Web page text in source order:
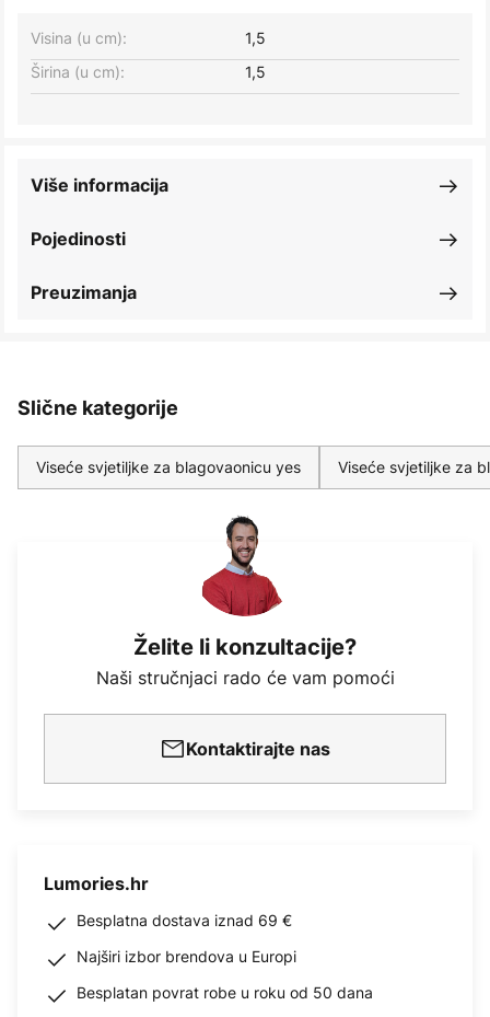
Širina (u cm): 1,5
Visina (u cm): 1,5
Pojedinosti
Više informacija
Preuzimanja
Slične kategorije
Viseće svjetiljke za blagovaonicu yes Viseće svjetiljke za
Želite li konzultacije?
Naši stručnjaci rado će vam pomoći
Kontaktirajte nas
Lumories.hr
Besplatna dostava iznad 69 €
Najširi izbor brendova u Europi
Besplatan povrat robe u roku od 50 dana